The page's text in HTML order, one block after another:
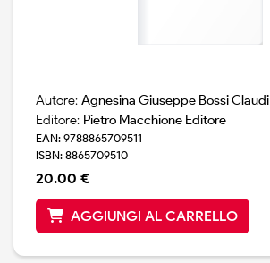
Autore: Agnesina Giuseppe Bossi Claudi
Editore: Pietro Macchione Editore
EAN: 9788865709511
ISBN: 8865709510
20.00 €
AGGIUNGI AL CARRELLO